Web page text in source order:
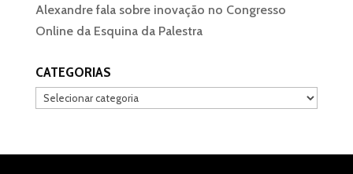
Alexandre fala sobre inovação no Congresso
Online da Esquina da Palestra
CATEGORIAS
Categorias